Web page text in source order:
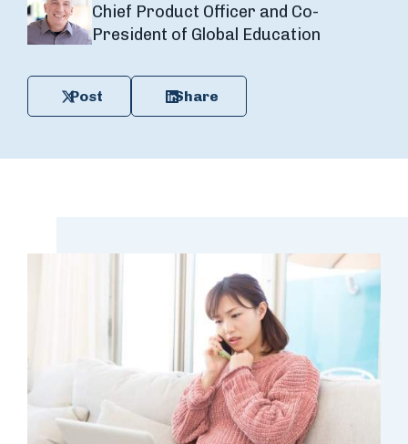
Chief Product Officer and Co-
President of Global Education
Post Share